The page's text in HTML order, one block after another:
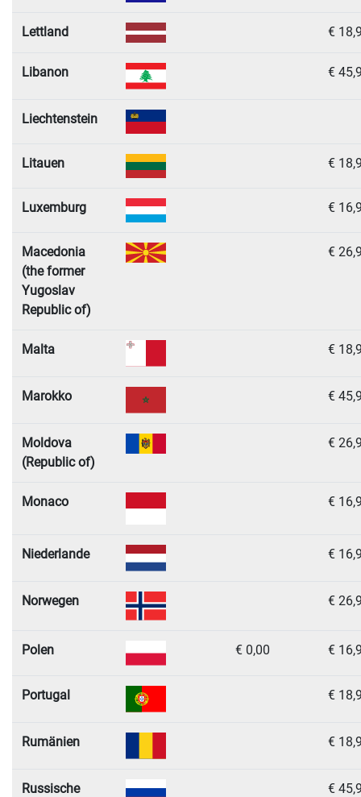
Lettland €
Libanon €
Liechtenstein
Litauen €
Luxemburg €
Macedonia
(the former
Yugoslav
Republic of)
€
Malta €
Marokko €
Moldova
(Republic of)
€
Monaco €
Niederlande €
Norwegen €
Polen € 0,00 €
Portugal €
Rumänien €
Russische €